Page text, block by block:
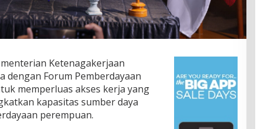
Ketenagakerjaan
dengan Forum Pemberdayaan
memperluas akses kerja yang
kapasitas sumber daya
perempuan.